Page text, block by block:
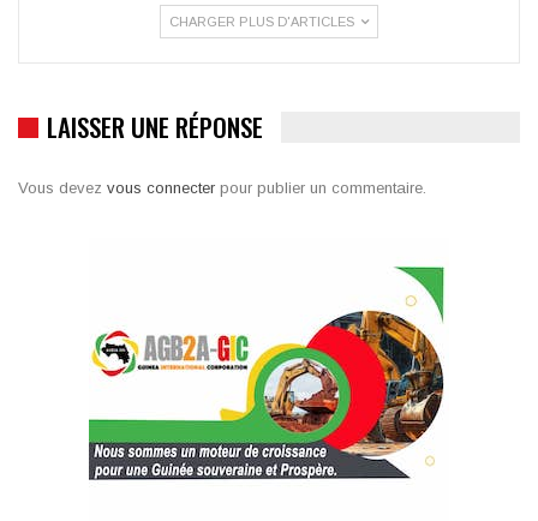
CHARGER PLUS D'ARTICLES
LAISSER UNE RÉPONSE
Vous devez vous connecter pour publier un commentaire.